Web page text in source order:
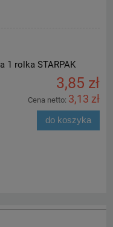
1 rolka STARPAK
3,85 zł
Cena netto: 3,13 zł
do koszyka